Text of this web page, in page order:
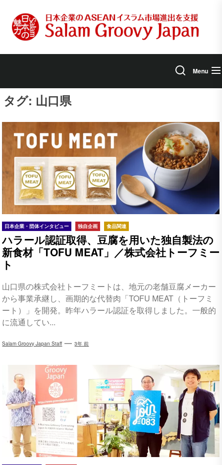
content
Menu
タグ: 山口県
日本企業・団体インタビュー 独自企画 食品関連
ハラール認証取得、豆腐を用いた独自製法の
新食材「TOFU MEAT」／株式会社トーフミー
ト
山口県の株式会社トーフミートは、地元の老舗豆腐メーカー
から事業承継し、画期的な代替肉「TOFU MEAT（トーフミ
ート）」を開発。昨年ハラール認証を取得しました。一般的
に流通してい...
Salam Groovy Japan Staff 3年 前